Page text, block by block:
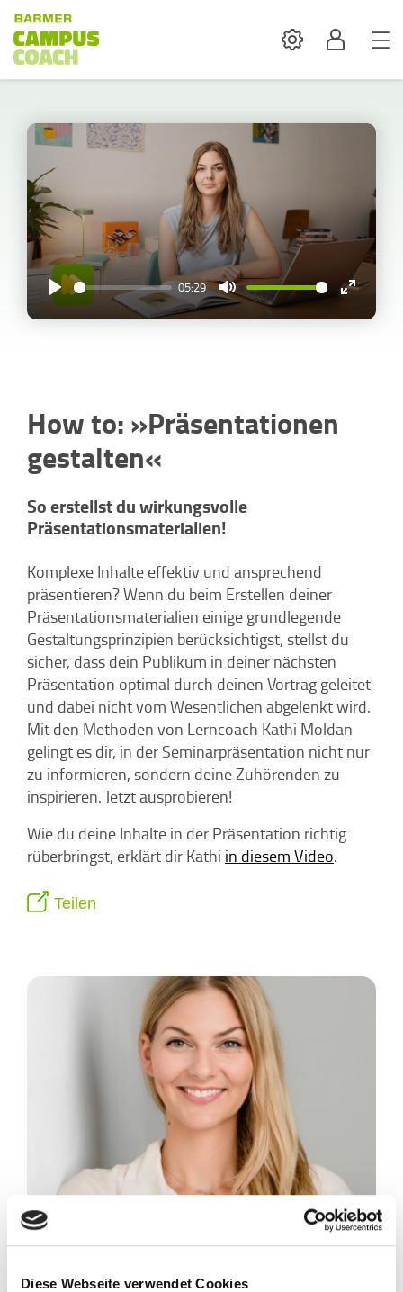
Diese Webseite verwendet Cookies
SettingsProfil
Play
05:29
Mute
fullscreen
How to: »Präsentationen
gestalten«
So erstellst du wirkungsvolle
Präsentationsmaterialien!
Komplexe Inhalte effektiv und ansprechend
präsentieren? Wenn du beim Erstellen deiner
Präsentationsmaterialien einige grundlegende
Gestaltungsprinzipien berücksichtigst, stellst du
sicher, dass dein Publikum in deiner nächsten
Präsentation optimal durch deinen Vortrag geleitet
und dabei nicht vom Wesentlichen abgelenkt wird.
Mit den Methoden von Lerncoach Kathi Moldan
gelingt es dir, in der Seminarpräsentation nicht nur
zu informieren, sondern deine Zuhörenden zu
inspirieren. Jetzt ausprobieren!
Wie du deine Inhalte in der Präsentation richtig
rüberbringst, erklärt dir Kathi in diesem Video.
Teilen